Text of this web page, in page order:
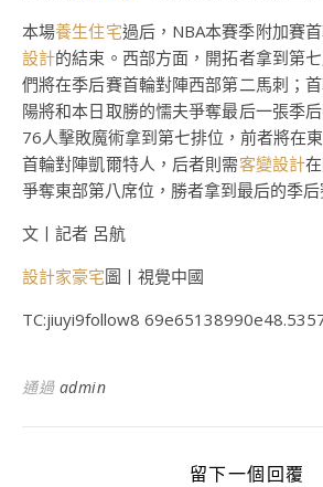
本場養生住宅過后，NBA本賽季附加賽
設計的結束。西部方面，開拓者拿到第
們將在季后賽首輪對陣西部第二馬刺；
陽將和本日取勝的懦夫爭奪最后一張季
76人擊敗魔術拿到第七排位，前者將在
首輪對陣凱爾特人，后者則需客變設計
爭奪東部第八席位，勝者拿到最后的季后
文丨記者 呂航
設計家豪宅圖丨視覺中國
TC:jiuyi9follow8
通過 admin
留下一個回覆